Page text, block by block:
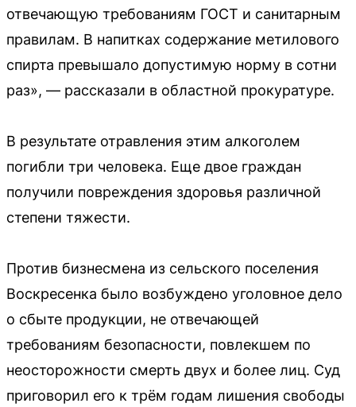
отвечающую требованиям ГОСТ и санитарным
правилам. В напитках содержание метилового
спирта превышало допустимую норму в сотни
раз», — рассказали в областной прокуратуре.
В результате отравления этим алкоголем
погибли три человека. Еще двое граждан
получили повреждения здоровья различной
степени тяжести.
Против бизнесмена из сельского поселения
Воскресенка было возбуждено уголовное дело
о сбыте продукции, не отвечающей
требованиям безопасности, повлекшем по
неосторожности смерть двух и более лиц. Суд
приговорил его к трём годам лишения свободы